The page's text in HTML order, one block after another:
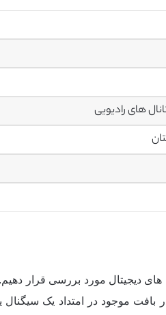
های رادیویی
دیجیتال مورد بررسی قرار
بافت موجود در امتداد یک